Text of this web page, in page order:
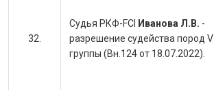
Судья РКФ-FCI Иванова Л.В. -
разрешение судейства пород V
группы (Вн.124 от 18.07.2022).